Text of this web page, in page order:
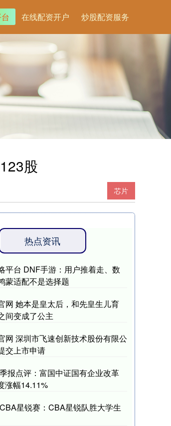
在线配资开户 炒股配资服务
股
芯片
热点资讯
平台 DNF手游：用户推着走、数
蒙适配不是选择题
网 她本是皇太后，和先皇生儿育
间变成了公主
网 深圳市飞速创新技术股份有限公
交上市申请
报点评：富国中证国有企业改革
涨幅14.11%
星锐赛：CBA星锐队胜大学生